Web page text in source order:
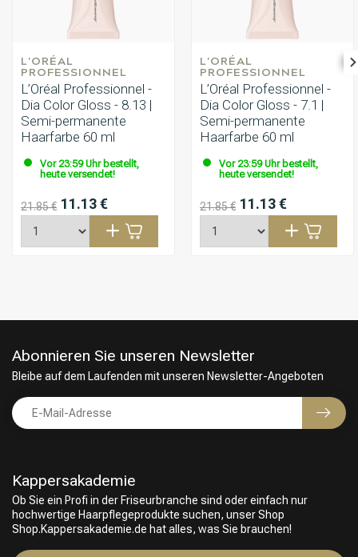
L'ORÉAL
PROFESSIONNEL
L’Oréal Professionnel -
Dia Color Gloss - 8.13 |
Semi-permanente
Haarfarbe 60 ml
Vor 23:59 Uhr bestellt,
heute versendet!
21.85 € 11.13 €
L'ORÉAL
PROFESSIONNEL
L’Oréal Professionnel -
Dia Color Gloss - 7.1 |
Semi-permanente
Haarfarbe 60 ml
Vor 23:59 Uhr bestellt,
heute versendet!
21.85 € 11.13 €
Kappersakademie
Ob Sie ein Profi in der Friseurbranche sind oder einfach nur
hochwertige Haarpflegeprodukte suchen, unser Shop
Shop.Kappersakademie.de hat alles, was Sie brauchen!
Abonnieren Sie unseren Newsletter
Bleibe auf dem Laufenden mit unseren Newsletter-Angeboten